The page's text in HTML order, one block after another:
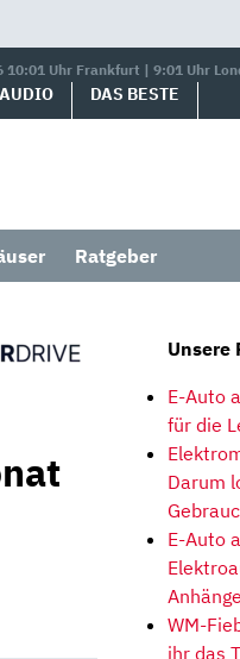
10:01 Uhr Frankfurt | 9:01 Uhr
AUDIO DAS BESTE
Ratgeber
Unsere
E-Auto
für die
Darum
E-Auto
WM-
ihr das